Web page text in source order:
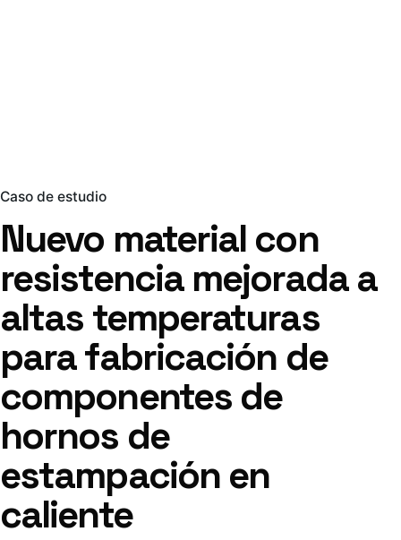
Caso de estudio
Nuevo material con
resistencia mejorada a
altas temperaturas
para fabricación de
componentes de
hornos de
estampación en
caliente